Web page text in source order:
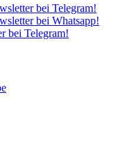
bei Telegram!
bei Whatsapp!
bei Telegram!